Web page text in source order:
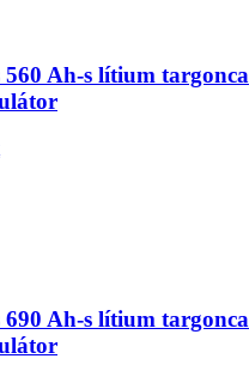
560 Ah-s lítium targonca
690 Ah-s lítium targonca